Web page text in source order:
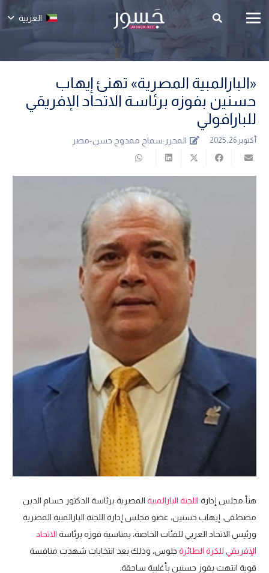
العربية
«البارالمبية المصرية» تهنئ إيهاب
حسنين بفوزه برئاسة الاتحاد الإفريقي
للبارافولي
أكتوبر 26, 2025 المحرر:سماح ممدوح حسن-مصر
هنأ مجلس إدارة اللجنة البارالمبية المصرية برئاسة الدكتور حسام الدين
مصطفى، إيهاب حسنين، عضو مجلس إدارة اللجنة البارالمبية المصرية
ورئيس الاتحاد العربي للفئات الخاصة، بمناسبة فوزه برئاسة الاتحاد
الإفريقي للكرة الطائرة جلوس، وذلك بعد انتخابات شهدت منافسة
قوية انتهت بفوز حسنين بأغلبية ساحقة.